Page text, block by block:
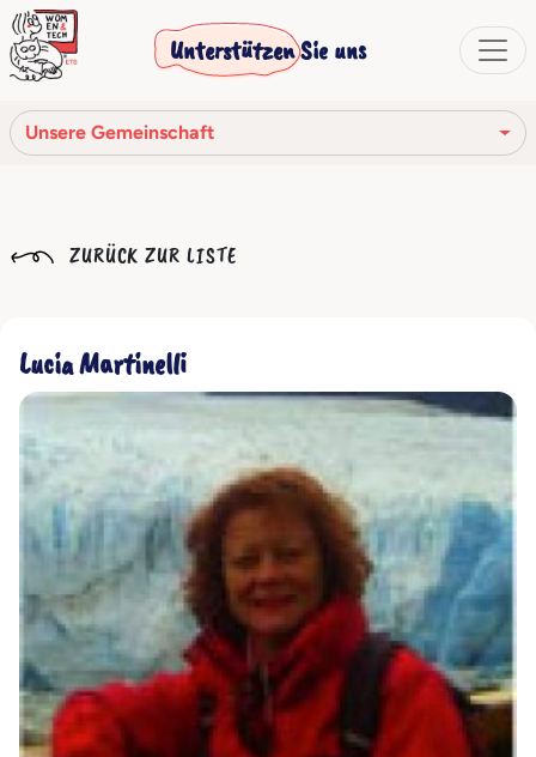
Unterstützen Sie uns
Unsere Gemeinschaft
Unsere Geschichte
Unser Netzwerk
Unsere Gemeinschaft
ZURÜCK ZUR LISTE
Lucia Martinelli